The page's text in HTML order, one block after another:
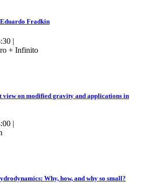
Fradkin
|
+ Infinito
view on modified gravity and applications in
|
Why, how, and why so small?